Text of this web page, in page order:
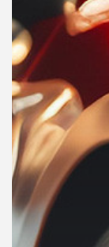
สต์
ของ
คุณ
เพลง
บทความ